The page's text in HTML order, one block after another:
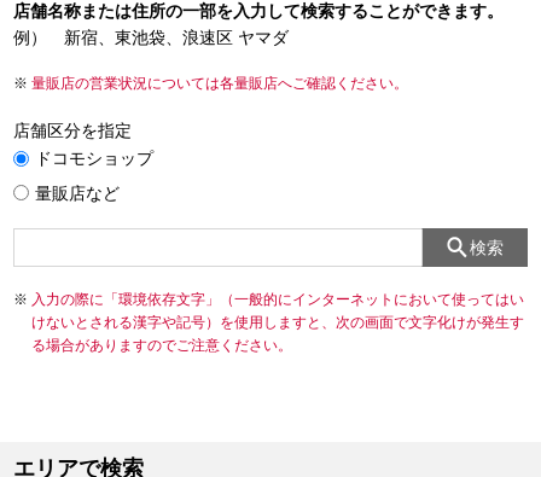
店舗名称または住所の一部を入力して検索することができます。
例） 新宿、東池袋、浪速区 ヤマダ
量販店の営業状況については各量販店へご確認ください。
店舗区分を指定
ドコモショップ
量販店など
検索
入力の際に「環境依存文字」（一般的にインターネットにおいて使ってはい
けないとされる漢字や記号）を使用しますと、次の画面で文字化けが発生す
る場合がありますのでご注意ください。
エリアで検索